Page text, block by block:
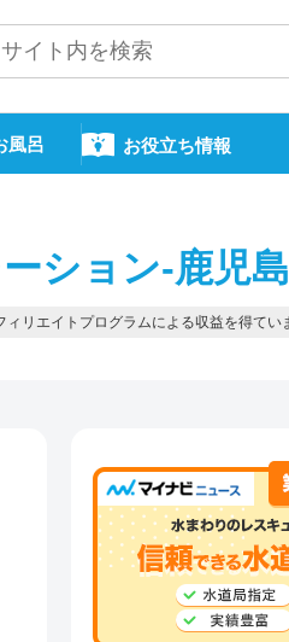
風呂 お役立ち情報
ション-鹿児
リエイトプログラムによる収益を得てい